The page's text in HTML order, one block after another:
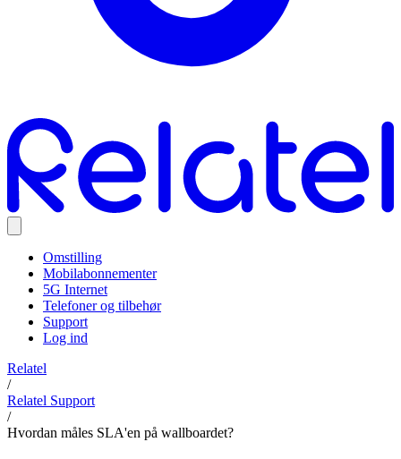
Omstilling
Mobilabonnementer
5G Internet
Telefoner og tilbehør
Support
Log ind
Relatel
/
Relatel Support
/
Hvordan måles SLA'en på wallboardet?